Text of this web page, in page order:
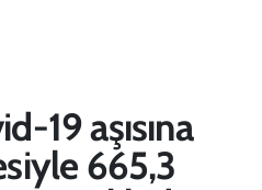
19 aşısına
665,3